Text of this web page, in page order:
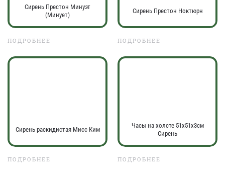
Сирень Престон Минуэт
(Минует)
ПОДРОБНЕЕ
Сирень Престон Ноктюрн
ПОДРОБНЕЕ
Сирень раскидистая Мисс Ким
ПОДРОБНЕЕ
Часы на холсте 51х51х3см
Сирень
ПОДРОБНЕЕ